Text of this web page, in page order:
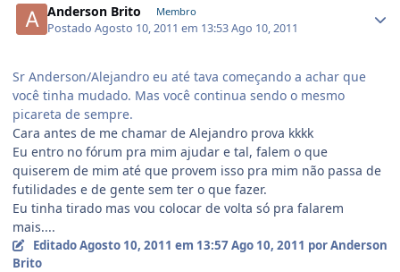
Anderson Brito Membro
PostadoAgosto 10, 2011 em 13:53Ago 10, 2011
Sr Anderson/Alejandro eu até tava começando a achar que
você tinha mudado. Mas você continua sendo o mesmo
picareta de sempre.
Cara antes de me chamar de Alejandro prova kkkk
Eu entro no fórum pra mim ajudar e tal, falem o que
quiserem de mim até que provem isso pra mim não passa de
futilidades e de gente sem ter o que fazer.
Eu tinha tirado mas vou colocar de volta só pra falarem
mais....
EditadoAgosto 10, 2011 em 13:57Ago 10, 2011 por Anderson
Brito